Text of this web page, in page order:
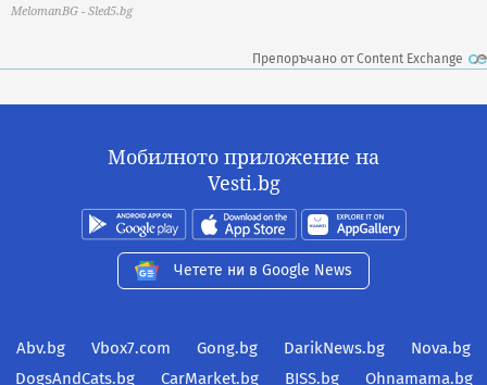
MelomanBG - Sled5.bg
Препоръчано от Content Exchange
Мобилното приложение на
Vesti.bg
Четете ни в Google News
Abv.bg Vbox7.com Gong.bg DarikNews.bg
Nova.bg
DogsAndCats.bg
CarMarket.bg BISS.bg Ohnamama.bg